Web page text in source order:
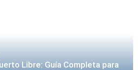
Libre: Guía Completa para